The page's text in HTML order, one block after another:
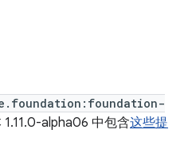
1.11.0-alpha06 中包含这些提